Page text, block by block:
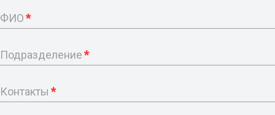
ФИО*
Подразделение*
Контакты *